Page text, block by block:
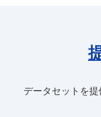
データセットを